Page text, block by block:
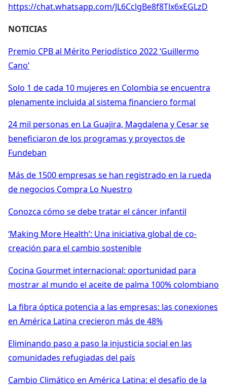
https://chat.whatsapp.com/JL6CclgBe8f8Tlx6xEGLzD
NOTICIAS
Premio CPB al Mérito Periodístico 2022 ‘Guillermo
Cano’
Solo 1 de cada 10 mujeres en Colombia se encuentra
plenamente incluida al sistema financiero formal
24 mil personas en La Guajira, Magdalena y Cesar se
beneficiaron de los programas y proyectos de
Fundeban
Más de 1500 empresas se han registrado en la rueda
de negocios Compra Lo Nuestro
Conozca cómo se debe tratar el cáncer infantil
‘Making More Health’: Una iniciativa global de co-
creación para el cambio sostenible
Cocina Gourmet internacional: oportunidad para
mostrar al mundo el aceite de palma 100% colombiano
La fibra óptica potencia a las empresas: las conexiones
en América Latina crecieron más de 48%
Eliminando paso a paso la injusticia social en las
comunidades refugiadas del país
Cambio Climático en América Latina: el desafío de la